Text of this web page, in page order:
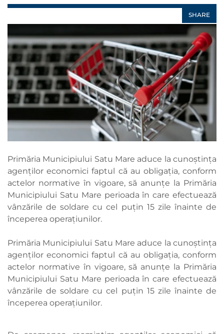
SHARE
Primăria Municipiului Satu Mare aduce la cunoștința
agenților economici faptul că au obligația, conform
actelor normative în vigoare, să anunțe la Primăria
Municipiului Satu Mare perioada în care efectuează
vânzările de soldare cu cel puţin 15 zile înainte de
începerea operaţiunilor.
Primăria Municipiului Satu Mare aduce la cunoștința
agenților economici faptul că au obligația, conform
actelor normative în vigoare, să anunțe la Primăria
Municipiului Satu Mare perioada în care efectuează
vânzările de soldare cu cel puţin 15 zile înainte de
începerea operaţiunilor.